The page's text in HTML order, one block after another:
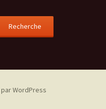
Recherche
WordPress